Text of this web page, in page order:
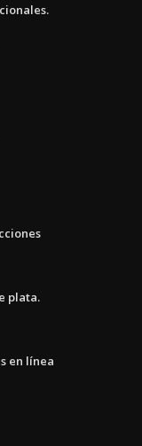
plata.
en línea